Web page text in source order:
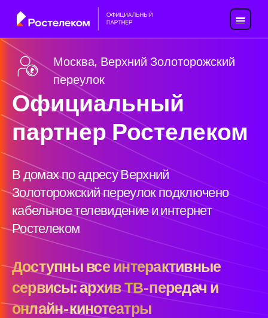
Москва, Верхний Золоторожский
переулок
Официальный
партнер Ростелеком
В домах по адресу Верхний
Золоторожский переулок подключено
кабельное телевидение и интернет
Ростелеком
Доступны все интерактивные
сервисы: архив ТВ-передач и
онлайн-кинотеатры